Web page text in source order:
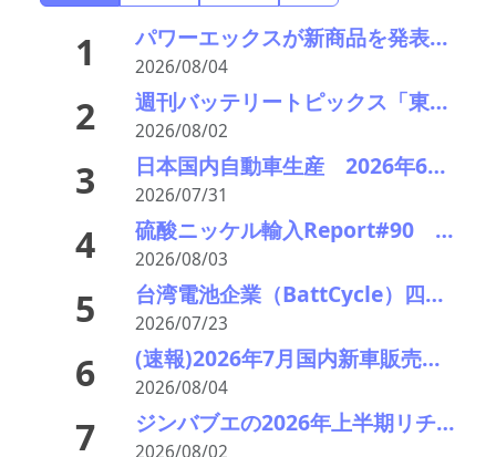
1 パワーエックスが新商品を発表―大型蓄電とワンパッケージを訴求
2026/08/04
2 週刊バッテリートピックス「東レが電池向け負極材の新材料」「独ヴァルタが破産申請」など
2026/08/02
3 日本国内自動車生産 2026年6月生産台数 73万7千台 前年同月比6.8%増加
2026/07/31
4 硫酸ニッケル輸入Report#90 2026年中盤輸入回復の兆し
2026/08/03
5 台湾電池企業（BattCycle）四国に蓄電池リサイクル工場を建設 日台の重要鉱物協力の一環に 阪和興業も参画
2026/07/23
6 (速報)2026年7月国内新車販売 41万7千台 前年同月比7%増加 4か月連続プラス
2026/08/04
7 ジンバブエの2026年上半期リチウム製品輸出額、前年同期比230%増 採掘加工拠点は中国企業が主導
2026/08/02